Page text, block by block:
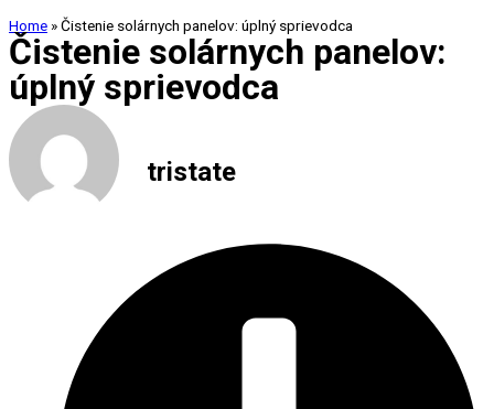
Home »Čistenie solárnych panelov: úplný sprievodca
Čistenie solárnych panelov:
úplný sprievodca
tristate